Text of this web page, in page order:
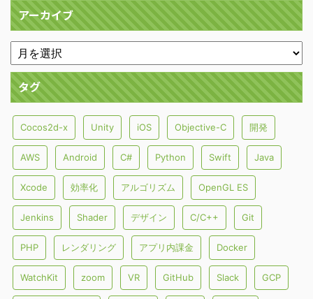
アーカイブ
タグ
Cocos2d-x Unity iOS Objective-C 開発
AWS Android C# Python Swift Java
Xcode 効率化 アルゴリズム OpenGL ES
Jenkins Shader デザイン C/C++ Git
PHP レンダリング アプリ内課金 Docker
WatchKit zoom VR GitHub Slack GCP